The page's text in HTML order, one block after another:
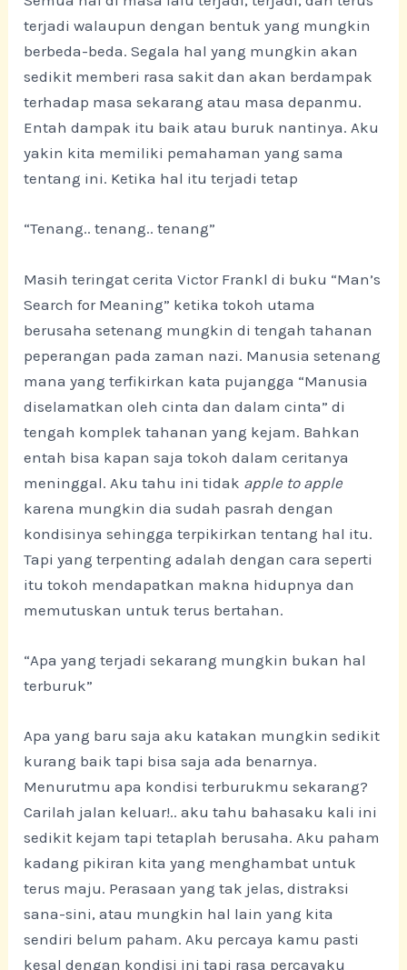
terjadi walaupun dengan bentuk yang mungkin
berbeda-beda. Segala hal yang mungkin akan
sedikit memberi rasa sakit dan akan berdampak
terhadap masa sekarang atau masa depanmu.
Entah dampak itu baik atau buruk nantinya. Aku
yakin kita memiliki pemahaman yang sama
tentang ini. Ketika hal itu terjadi tetap
“Tenang.. tenang.. tenang”
Masih teringat cerita Victor Frankl di buku “Man’s
Search for Meaning” ketika tokoh utama
berusaha setenang mungkin di tengah tahanan
peperangan pada zaman nazi. Manusia setenang
mana yang terfikirkan kata pujangga “Manusia
diselamatkan oleh cinta dan dalam cinta” di
tengah komplek tahanan yang kejam. Bahkan
entah bisa kapan saja tokoh dalam ceritanya
meninggal. Aku tahu ini tidak apple to apple
karena mungkin dia sudah pasrah dengan
kondisinya sehingga terpikirkan tentang hal itu.
Tapi yang terpenting adalah dengan cara seperti
itu tokoh mendapatkan makna hidupnya dan
memutuskan untuk terus bertahan.
“Apa yang terjadi sekarang mungkin bukan hal
terburuk”
Apa yang baru saja aku katakan mungkin sedikit
kurang baik tapi bisa saja ada benarnya.
Menurutmu apa kondisi terburukmu sekarang?
Carilah jalan keluar!.. aku tahu bahasaku kali ini
sedikit kejam tapi tetaplah berusaha. Aku paham
kadang pikiran kita yang menghambat untuk
terus maju. Perasaan yang tak jelas, distraksi
sana-sini, atau mungkin hal lain yang kita
sendiri belum paham. Aku percaya kamu pasti
kesal dengan kondisi ini tapi rasa percayaku